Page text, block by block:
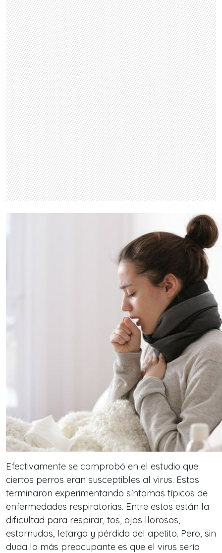
Efectivamente se comprobó en el estudio que
ciertos perros eran susceptibles al virus. Estos
terminaron experimentando síntomas típicos de
enfermedades respiratorias. Entre estos están la
dificultad para respirar, tos, ojos llorosos,
estornudos, letargo y pérdida del apetito. Pero, sin
duda lo más preocupante es que el virus sería